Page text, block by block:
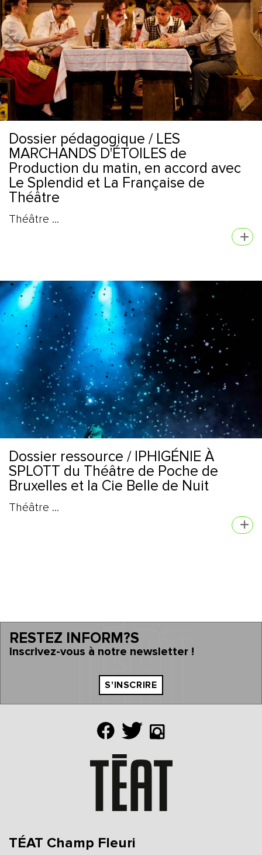
Dossier pédagogique / LES
MARCHANDS D'ÉTOILES de
Production du matin, en accord avec
Le Splendid et La Française de
Théâtre
Théâtre ...
Dossier ressource / IPHIGÉNIE À
SPLOTT du Théâtre de Poche de
Bruxelles et la Cie Belle de Nuit
Théâtre ...
RESTEZ INFORM?S
Inscrivez-vous à notre newsletter !
S'INSCRIRE
TÉAT Champ Fleuri